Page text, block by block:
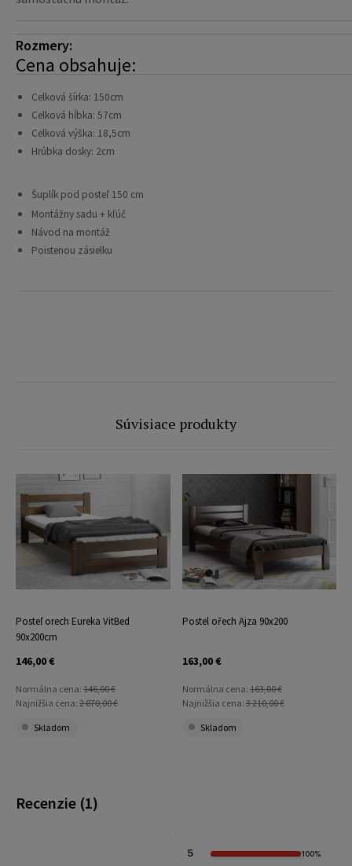
Rozmery:
Cena obsahuje:
Celková šírka: 150cm
Celková hĺbka: 57cm
Celková výška: 18,5cm
Hrúbka dosky: 2cm
Šuplík pod posteľ 150 cm
Montážny sadu + kľúč
Návod na montáž
Poistenou zásielku
Recenzie (1)
5 100%
Súvisiace produkty
Posteľ orech Eureka VitBed
90x200cm
146,00 €
Normálna cena: 146,00 €
Najnižšia cena: 2 870,00 €
Skladom
Postel ořech Ajza 90x200
163,00 €
Normálna cena:163,00 €
Najnižšia cena:3 210,00 €
Skladom